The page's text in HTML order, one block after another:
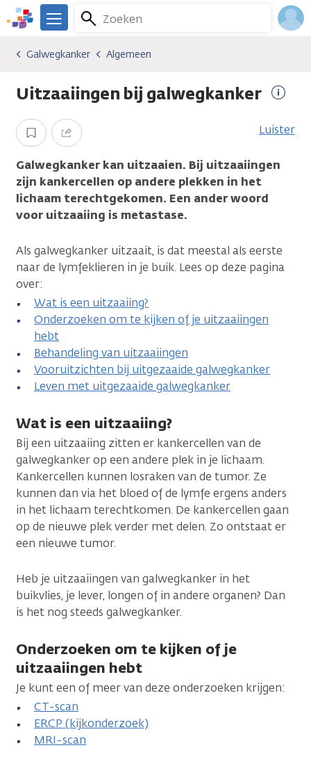
Overslaan
en
gaan
We
er
je.
Zoeken
Menu
Kankersoorten
Galwegkanker
Algemeen
Galwegkanker Algemeen
Uitzaaiingen bij galwegkanker
Opslaan Delen Luister
Galwegkanker kan uitzaaien. Bij uitzaaiingen
zijn kankercellen op andere plekken in het
lichaam terechtgekomen. Een ander woord
voor uitzaaiing is metastase.
Als galwegkanker uitzaait, is dat meestal als eerste
naar de lymfeklieren in je buik. Lees op deze pagina
over:
Wat is een uitzaaiing?
Onderzoeken om te kijken of je uitzaaiingen
hebt
Behandeling van uitzaaiingen
Vooruitzichten bij uitgezaaide galwegkanker
Leven met uitgezaaide galwegkanker
Wat is een uitzaaiing?
Bij een uitzaaiing zitten er kankercellen van de
galwegkanker op een andere plek in je lichaam.
Kankercellen kunnen losraken van de tumor. Ze
kunnen dan via het bloed of de lymfe ergens anders
in het lichaam terechtkomen. De kankercellen gaan
op de nieuwe plek verder met delen. Zo ontstaat er
een nieuwe tumor.
Heb je uitzaaiingen van galwegkanker in het
buikvlies, je lever, longen of in andere organen? Dan
is het nog steeds galwegkanker.
Onderzoeken om te kijken of je
uitzaaiingen hebt
Je kunt een of meer van deze onderzoeken krijgen:
CT-scan
ERCP (kijkonderzoek)
MRI-scan